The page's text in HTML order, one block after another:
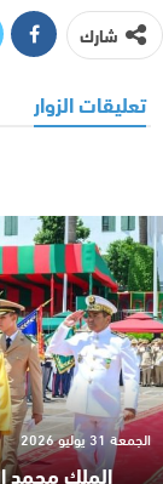
شارك
تعليقات الزوار
الملك محمد
الجمعة 31 يوليو 2026